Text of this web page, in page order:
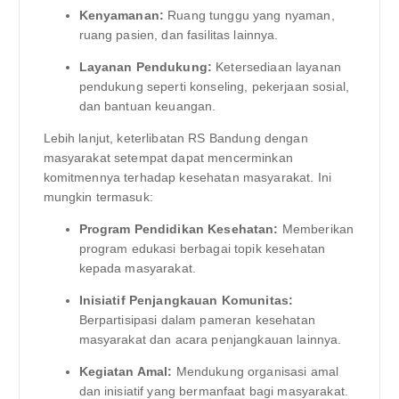
Kenyamanan: Ruang tunggu yang nyaman,
ruang pasien, dan fasilitas lainnya.
Layanan Pendukung: Ketersediaan layanan
pendukung seperti konseling, pekerjaan sosial,
dan bantuan keuangan.
Lebih lanjut, keterlibatan RS Bandung dengan
masyarakat setempat dapat mencerminkan
komitmennya terhadap kesehatan masyarakat. Ini
mungkin termasuk:
Program Pendidikan Kesehatan: Memberikan
program edukasi berbagai topik kesehatan
kepada masyarakat.
Inisiatif Penjangkauan Komunitas:
Berpartisipasi dalam pameran kesehatan
masyarakat dan acara penjangkauan lainnya.
Kegiatan Amal: Mendukung organisasi amal
dan inisiatif yang bermanfaat bagi masyarakat.